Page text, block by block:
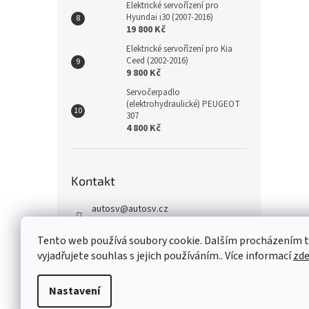
Tento web používá soubory cookie. Dalším procházením
vyjadřujete souhlas s jejich používáním.. Více informacízde
Nastavení
Elektrické servořízení pro
Hyundai i30 (2007-2016)
19 800 Kč
Elektrické servořízení pro Kia
Ceed (2002-2016)
9 800 Kč
Servočerpadlo
(elektrohydraulické) PEUGEOT
307
4 800 Kč
Kontakt
autosv@autosv.cz
+420 739 933 279